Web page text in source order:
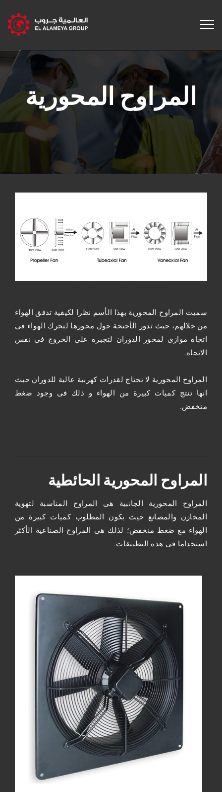
المراوح المحورية
سميت المراوح المحورية بهذا الأسم نظرا لكيفية تدفق الهواء
من خلالهم، حيث تدور الأجنحة حول محورها لتحرك الهواء فى
اتجاه موازى لمحور الدوران لتجبره على الخروج فى نفس
الاتجاه.
المراوح المحورية لا تحتاج لقدرات كهربية عالية للدوران حيث
انها تنتج كميات كبيرة من الهواء و ذلك فى وجود ضغط
منخفض.
المراوح المحورية الحائطية
المراوح المحورية الجانبية هى المراوح المناسبة لتهوية
المخازن والمصانع حيث يكون المطلوب كميات كبيرة من
الهواء مع ضغط منخفض؛ لذلك هى المراوح الصناعية الأكثر
استخداما فى هذه التطبيقات.